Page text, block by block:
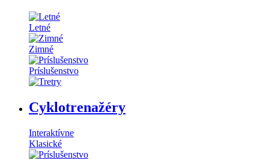
Letné
Zimné
Príslušenstvo
Cyklotrenažéry
Interaktívne
Klasické